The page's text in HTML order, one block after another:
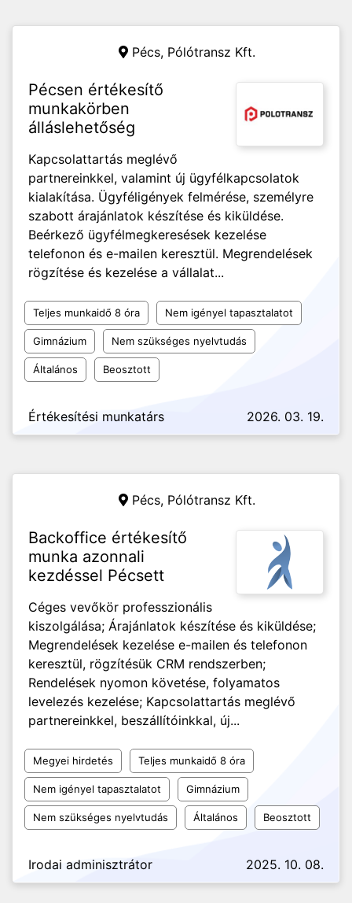
Pécs, Pólótransz Kft.
Pécsen értékesítő
munkakörben
álláslehetőség
Kapcsolattartás meglévő
partnereinkkel, valamint új ügyfélkapcsolatok
kialakítása. Ügyféligények felmérése, személyre
szabott árajánlatok készítése és kiküldése.
Beérkező ügyfélmegkeresések kezelése
telefonon és e-mailen keresztül. Megrendelések
rögzítése és kezelése a vállalat...
Teljes munkaidő 8 óra Nem igényel tapasztalatot
Gimnázium Nem szükséges nyelvtudás
Általános Beosztott
Értékesítési munkatárs 2026. 03. 19.
Pécs, Pólótransz Kft.
Backoffice értékesítő
munka azonnali
kezdéssel Pécsett
Céges vevőkör professzionális
kiszolgálása; Árajánlatok készítése és kiküldése;
Megrendelések kezelése e-mailen és telefonon
keresztül, rögzítésük CRM rendszerben;
Rendelések nyomon követése, folyamatos
levelezés kezelése; Kapcsolattartás meglévő
partnereinkkel, beszállítóinkkal, új...
Megyei hirdetés Teljes munkaidő 8 óra
Nem igényel tapasztalatot Gimnázium
Nem szükséges nyelvtudás Általános Beosztott
Irodai adminisztrátor 2025. 10. 08.